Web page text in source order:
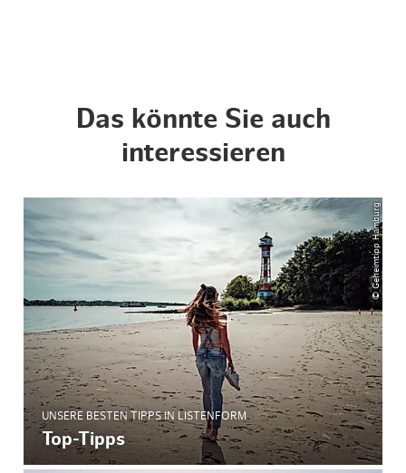
Das könnte Sie auch
interessieren
© Geheimtipp Hamburg
UNSERE BESTEN TIPPS IN LISTENFORM
Top-Tipps